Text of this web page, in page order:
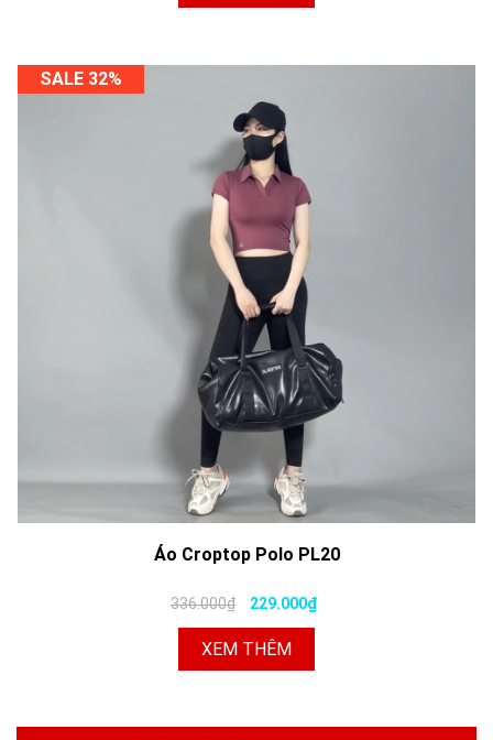
SALE 32%
Áo Croptop Polo PL20
336.000₫ 229.000₫
XEM THÊM